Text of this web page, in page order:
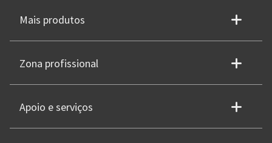
Mais produtos
Zona profissional
Apoio e serviços